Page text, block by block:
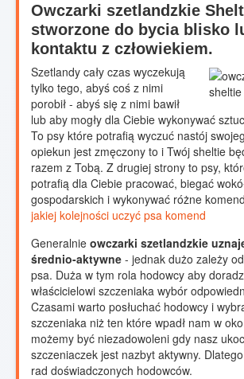
Owczarki szetlandzkie
stworzone do bycia blisko
kontaktu z człowiekiem.
Szetlandy cały czas wyczekują
tylko tego, abyś coś z nimi
porobił - abyś się z nimi bawił
lub aby mogły dla Ciebie wykonywać
To psy które potrafią wyczuć nastój
opiekun jest zmęczony to i Twój sheltie
razem z Tobą. Z drugiej strony to psy,
potrafią dla Ciebie pracować, biegać
gospodarskich i wykonywać różne
jakiej kolejności uczyć psa komend
Generalnie owczarki szetlandzkie
średnio-aktywne - jednak dużo zależy
psa. Duża w tym rola hodowcy aby
właścicielowi szczeniaka wybór
Czasami warto posłuchać hodowcy i
szczeniaka niż ten które wpadł nam w
możemy być niezadowoleni gdy nasz
szczeniaczek jest nazbyt aktywny.
rad doświadczonych hodowców.